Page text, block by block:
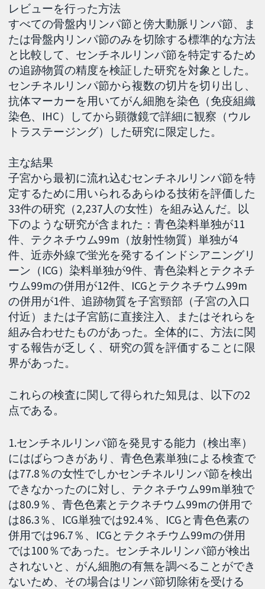
レビューを行った方法
すべての骨盤内リンパ節と傍大動脈リンパ節、ま
たは骨盤内リンパ節のみを切除する標準的な方法
と比較して、センチネルリンパ節を特定するため
の追跡物質の精度を検証した研究を対象とした。
センチネルリンパ節から複数の切片を切り出し、
抗体マーカーを用いてがん細胞を染色（免疫組織
染色、IHC）してから顕微鏡で詳細に観察（ウル
トラステージング）した研究に限定した。
主な結果
子宮から最初に流れ込むセンチネルリンパ節を特
定するために用いられるあらゆる技術を評価した
33件の研究（2,237人の女性）を組み込んだ。以
下のような研究が含まれた：青色染料単独が11
件、テクネチウム99m（放射性物質）単独が4
件、近赤外線で蛍光を発するインドシアニングリ
ーン（ICG）染料単独が9件、青色染料とテクネチ
ウム99mの併用が12件、ICGとテクネチウム99m
の併用が1件、追跡物質を子宮頸部（子宮の入口
付近）または子宮筋に直接注入、またはそれらを
組み合わせたものがあった。全体的に、方法に関
する報告が乏しく、研究の質を評価することに限
界があった。
これらの検査に関して得られた知見は、以下の2
点である。
1.センチネルリンパ節を発見する能力（検出率）
にはばらつきがあり、青色色素単独による検査で
は77.8％の女性でしかセンチネルリンパ節を検出
できなかったのに対し、テクネチウム99m単独で
は80.9％、青色色素とテクネチウム99mの併用で
は86.3％、ICG単独では92.4％、ICGと青色色素の
併用では96.7％、ICGとテクネチウム99mの併用
では100％であった。センチネルリンパ節が検出
されないと、がん細胞の有無を調べることができ
ないため、その場合はリンパ節切除術を受ける